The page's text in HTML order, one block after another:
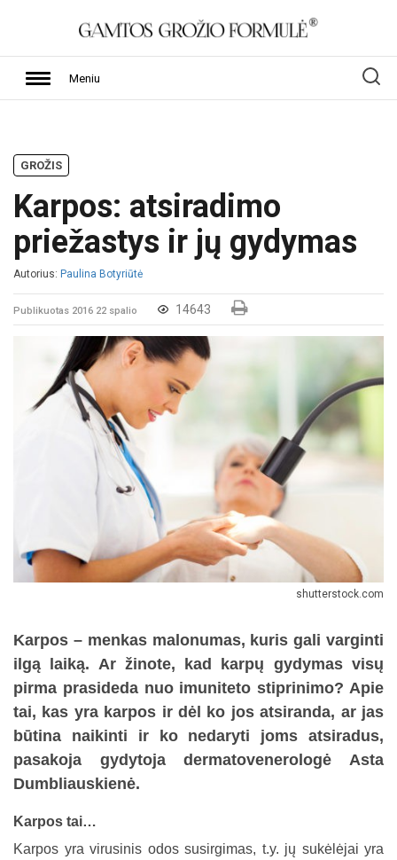
Meniu
GROŽIS
Karpos: atsiradimo
priežastys ir jų gydymas
Autorius: Paulina Botyriūtė
Publikuotas 2016 22 spalio 14643
shutterstock.com
Karpos – menkas malonumas, kuris gali varginti
ilgą laiką. Ar žinote, kad karpų gydymas visų
pirma prasideda nuo imuniteto stiprinimo? Apie
tai, kas yra karpos ir dėl ko jos atsiranda, ar jas
būtina naikinti ir ko nedaryti joms atsiradus,
pasakoja gydytoja dermatovenerologė Asta
Dumbliauskienė.
Karpos tai…
Karpos yra virusinis odos susirgimas, t.y. jų sukėlėjai yra